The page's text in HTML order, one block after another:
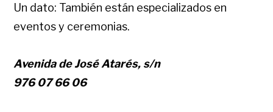
Un dato: También están especializados en
eventos y ceremonias.
Avenida de José Atarés, s/n
976 07 66 06